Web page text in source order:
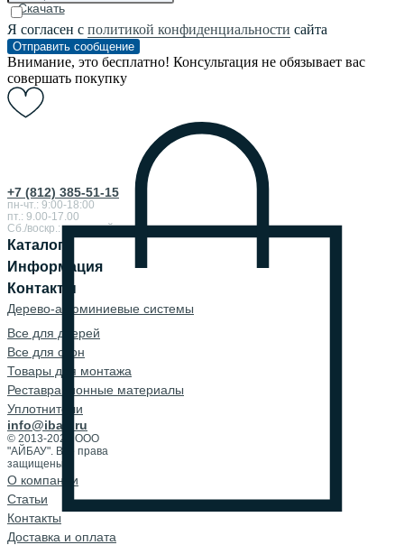
Скачать
+7 (812) 385-51-15
пн-чт.: 9:00-18:00
пт.: 9.00-17.00
Сб./воскр.: выходной
Каталог
Информация
Контакты
Дерево-алюминиевые системы
Все для дверей
Все для окон
Товары для монтажа
Реставрационные материалы
Уплотнители
info@ibau.ru
© 2013-2026 ООО
"АЙБАУ". Все права
защищены.
О компании
Cтатьи
Контакты
Доставка и оплата
Я согласен с политикой конфиденциальности сайта
Отправить сообщение
Внимание, это бесплатно! Консультация не обязывает вас
совершать покупку